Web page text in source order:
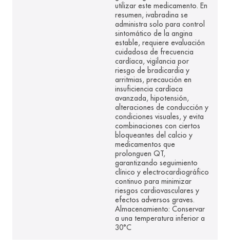
utilizar este medicamento. En
resumen, ivabradina se
administra solo para control
sintomático de la angina
estable, requiere evaluación
cuidadosa de frecuencia
cardíaca, vigilancia por
riesgo de bradicardia y
arritmias, precaución en
insuficiencia cardíaca
avanzada, hipotensión,
alteraciones de conducción y
condiciones visuales, y evita
combinaciones con ciertos
bloqueantes del calcio y
medicamentos que
prolonguen QT,
garantizando seguimiento
clínico y electrocardiográfico
continuo para minimizar
riesgos cardiovasculares y
efectos adversos graves.
Almacenamiento: Conservar
a una temperatura inferior a
30°C